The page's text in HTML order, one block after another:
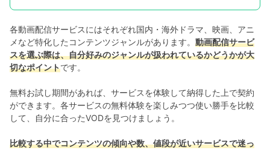
各動画配信サービスにはそれぞれ国内・海外ドラマ、映画、アニ
メなど特化したコンテンツジャンルがあります。 動画配信サービ
スを選ぶ際は、自分好みのジャンルが扱われているかどうかが大
切なポイントです。
無料お試し期間があれば、サービスを体験して納得した上で契約
ができます。各サービスの無料体験を楽しみつつ使い勝手を比較
して、自分に合ったVODを見つけましょう。
比較する中でコンテンツの傾向や数、値段が近いサービスで迷っ